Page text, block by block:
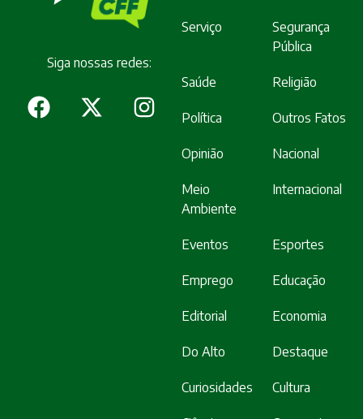
Siga nossas redes:
Serviço
Segurança
Pública
Saúde Religião
Política Outros Fatos
Opinião Nacional
Meio
Ambiente
Internacional
Eventos Esportes
Emprego Educação
Editorial Economia
Do Alto Destaque
Curiosidades Cultura